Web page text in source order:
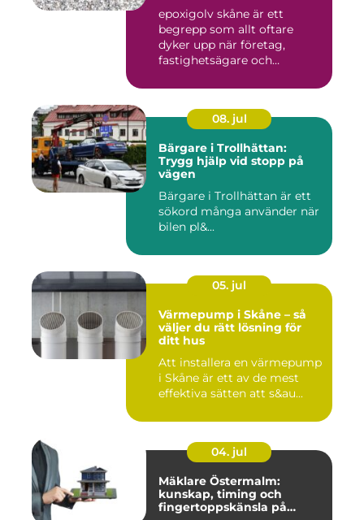
epoxigolv skåne är ett
begrepp som allt oftare
dyker upp när företag,
fastighetsägare och
08. jul
Bärgare i Trollhättan:
Trygg hjälp vid stopp på
vägen
Bärgare i Trollhättan är ett
sökord många använder när
bilen pl&...
05. jul
Värmepump i Skåne – så
väljer du rätt lösning för
ditt hus
Att installera en värmepump
i Skåne är ett av de mest
effektiva sätten att s&au...
04. jul
Mäklare Östermalm:
kunskap, timing och
fingertoppskänsla på